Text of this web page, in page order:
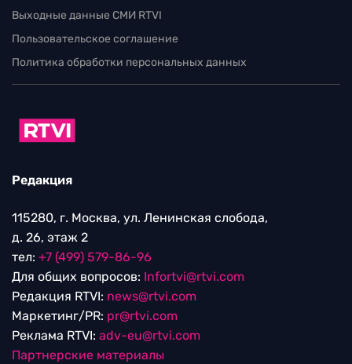
Выходные данные СМИ RTVI
Пользовательское соглашение
Политика обработки персональных данных
Редакция
115280, г. Москва, ул. Ленинская слобода,
д. 26, этаж 2
тел: +7 (499) 579-86-96
Для общих вопросов: Infortvi@rtvi.com
Редакция RTVI: news@rtvi.com
Маркетинг/PR: pr@rtvi.com
Реклама RTVI: adv-eu@rtvi.com
Партнерские материалы